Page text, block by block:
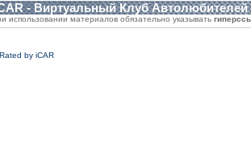
- Виртуальный Клуб Автолюбителей
использовании материалов обязательно указывать